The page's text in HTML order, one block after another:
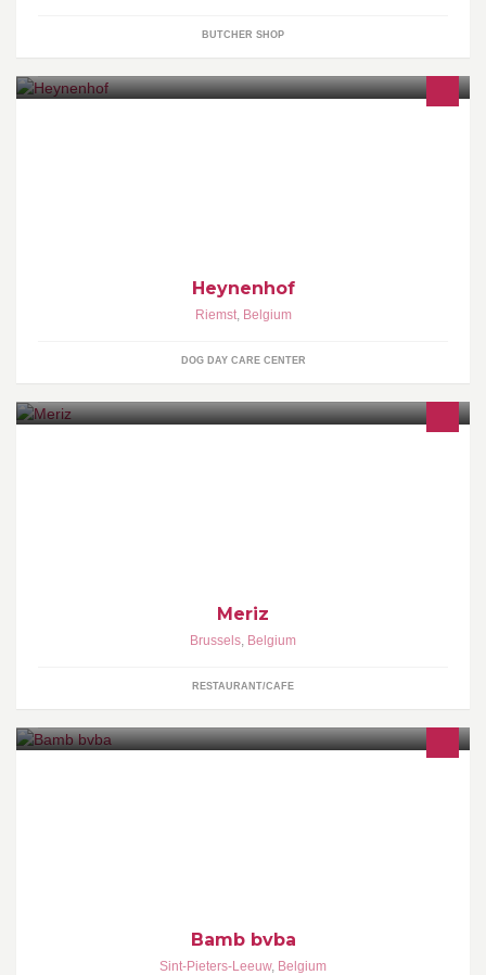
BUTCHER SHOP
Heynenhof
Riemst, Belgium
DOG DAY CARE CENTER
Meriz
Brussels, Belgium
RESTAURANT/CAFE
Bamb bvba
Sint-Pieters-Leeuw, Belgium